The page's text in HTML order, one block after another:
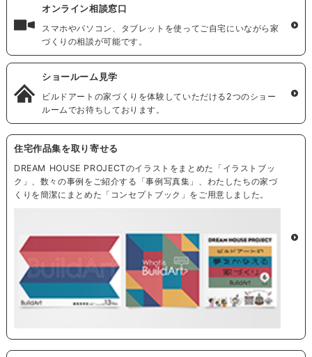
オンライン相談窓口
スマホやパソコン、タブレットを使ってご自宅にいながら家
づくりの相談が可能です。
ショールーム見学
ビルドアートの家づくりを体験していただける2つのショー
ルームでお待ちしております。
住宅作品集を取り寄せる
DREAM HOUSE PROJECTのイラストをまとめた「イラストブッ
ク」、数々の事例をご紹介する「事例写真集」、わたしたちの家づ
くりを簡潔にまとめた「コンセプトブック」をご用意しました。